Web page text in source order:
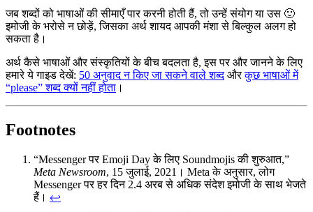
जब शब्दों को भाषाओं की सीमाएँ पार करनी होती हैं, तो उन्हें संयोग या उस 🙂
इमोजी के भरोसे न छोड़ें, जिसका अर्थ शायद आपकी मंशा से बिल्कुल अलग हो
सकता है।
अर्थ कैसे भाषाओं और संस्कृतियों के बीच बदलता है, इस पर और जानने के लिए
हमारे ये गाइड देखें: 50 अनुवाद न किए जा सकने वाले शब्दऔरकुछ भाषाओं में
“please” शब्द क्यों नहीं होता ।
Footnotes
“Messenger पर Emoji Day के लिए Soundmojis की शुरुआत,”
Meta Newsroom, 15 जुलाई, 2021। Meta के अनुसार, लोग
Messenger पर हर दिन 2.4 अरब से अधिक संदेश इमोजी के साथ भेजते
हैं। ↩